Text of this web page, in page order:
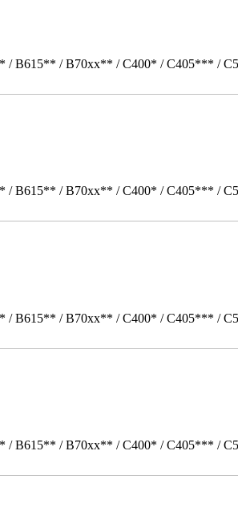
B615** / B70xx** / C400* / C405*** /
B615** / B70xx** / C400* / C405*** /
B615** / B70xx** / C400* / C405*** /
B615** / B70xx** / C400* / C405*** /